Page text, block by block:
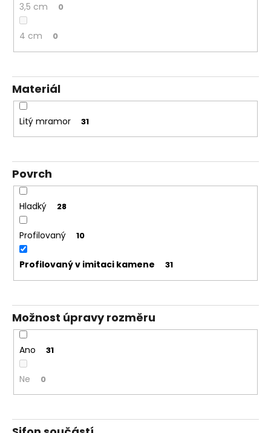
3,5 cm 0
4 cm 0
Materiál
Litý mramor 31
Povrch
Hladký 28
Profilovaný 10
Profilovaný v imitaci kamene 31
Možnost úpravy rozměru
Ano 31
Ne 0